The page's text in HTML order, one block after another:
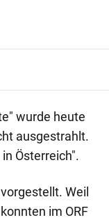
wurde heute
ausgestrahlt.
Österreich".
Weil
im ORF